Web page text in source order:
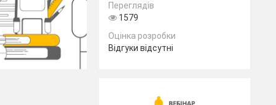
Переглядів
1579
Оцінка розробки
Відгуки відсутні